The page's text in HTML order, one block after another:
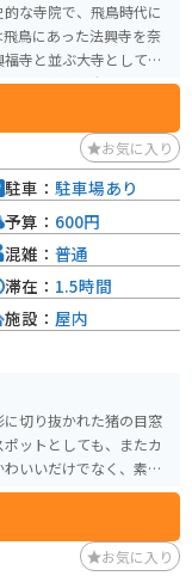
な寺院で、飛鳥時代に
鳥にあった法興寺を奈
寺と並ぶ大寺として栄
る「極楽坊本堂」や
しており、約1400年の
ができます。毎年8月に
照らされる幻想的な光
にとって、訪れる価値の
、青空パーキングが周
お気に入り
切り抜かれた猪の目窓
ットとしても、またカ
いいだけでなく、素敵
。
駐車： 駐車場あり
予算： 600円
混雑： 普通
滞在： 1.5時間
施設： 屋内
お気に入り